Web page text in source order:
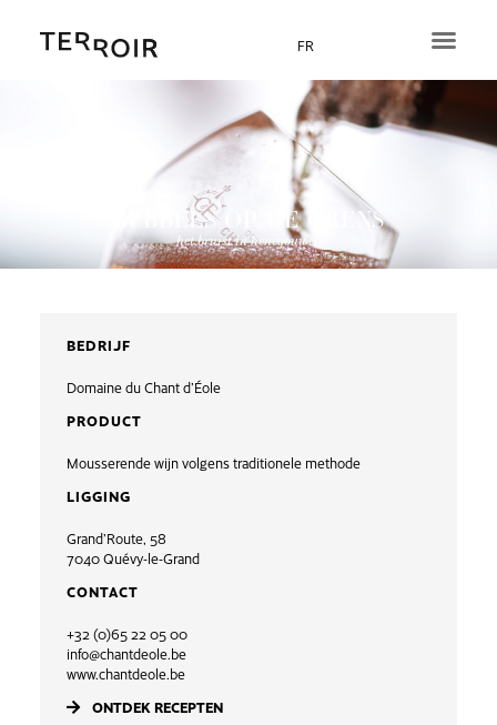
FR
BUBBELS OP DE GRENS
het bruist in henegouwen
BEDRIJF
Domaine du Chant d’Éole
PRODUCT
Mousserende wijn volgens traditionele methode
LIGGING
Grand’Route, 58
7040 Quévy-le-Grand
CONTACT
+32 (0)65 22 05 00
info@chantdeole.be
www.chantdeole.be
ONTDEK RECEPTEN